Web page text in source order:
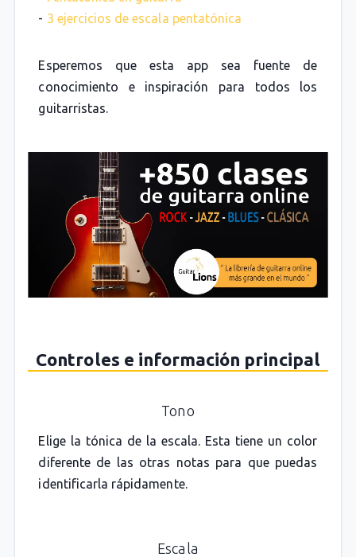
- 3 ejercicios de escala pentatónica
Esperemos que esta app sea fuente de
conocimiento e inspiración para todos los
guitarristas.
Controles e información principal
Tono
Elige la tónica de la escala. Esta tiene un color
diferente de las otras notas para que puedas
identificarla rápidamente.
Escala